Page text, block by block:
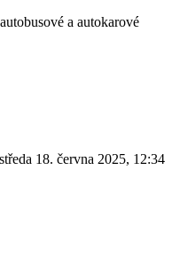
a autokarové
středa 18. června 2025, 12:34